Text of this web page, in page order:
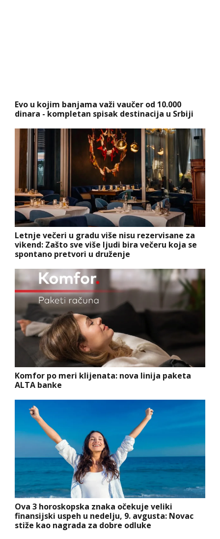
Evo u kojim banjama važi vaučer od 10.000
dinara - kompletan spisak destinacija u Srbiji
Letnje večeri u gradu više nisu rezervisane za
vikend: Zašto sve više ljudi bira večeru koja se
spontano pretvori u druženje
Komfor po meri klijenata: nova linija paketa
ALTA banke
Ova 3 horoskopska znaka očekuje veliki
finansijski uspeh u nedelju, 9. avgusta: Novac
stiže kao nagrada za dobre odluke